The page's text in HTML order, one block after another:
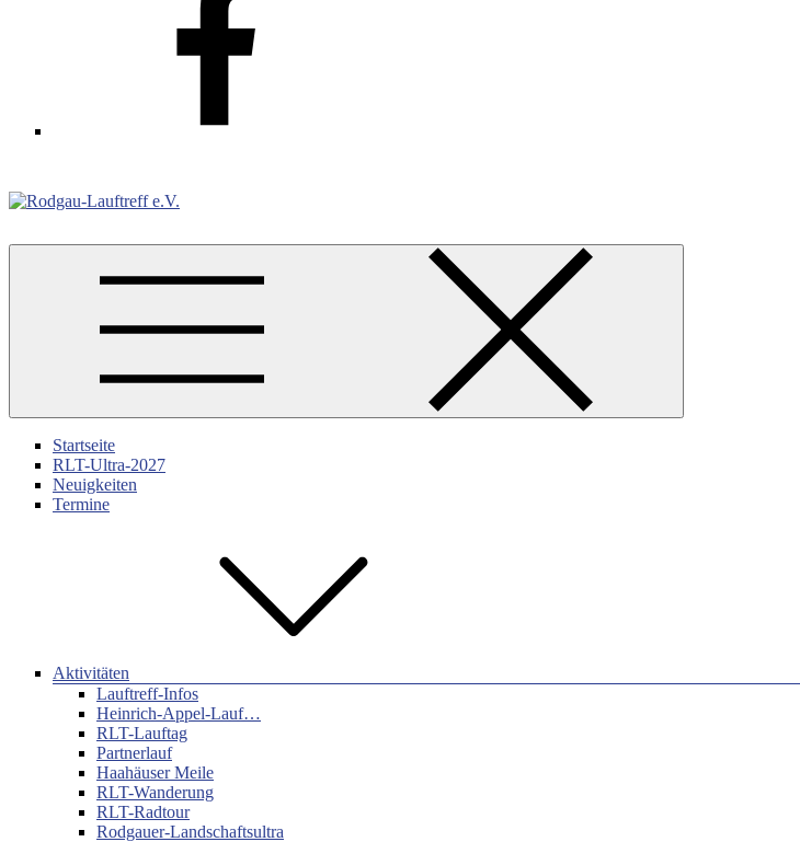
Startseite
RLT-Ultra-2027
Neuigkeiten
Termine
Aktivitäten
Lauftreff-Infos
Heinrich-Appel-Lauf…
RLT-Lauftag
Partnerlauf
Haahäuser Meile
RLT-Wanderung
RLT-Radtour
Rodgauer-Landschaftsultra